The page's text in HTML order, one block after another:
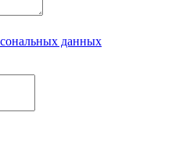
данных